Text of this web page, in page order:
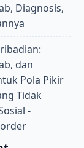
Diagnosis,
dan
Pola Pikir
Tidak
-